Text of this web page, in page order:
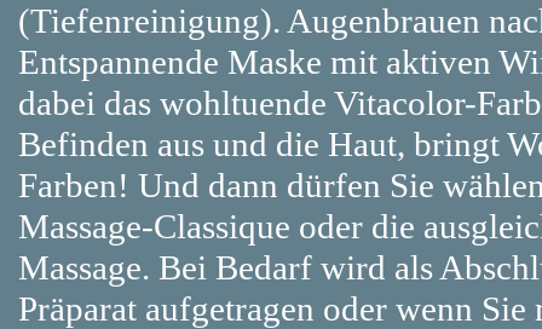
(Tiefenreinigung). Augenbrauen
Entspannende Maske mit aktiven
dabei das wohltuende Vitacolor-
Befinden aus und die Haut, bringt
Farben! Und dann dürfen Sie
Massage-Classique oder die
Massage. Bei Bedarf wird als
Präparat aufgetragen oder wenn Sie